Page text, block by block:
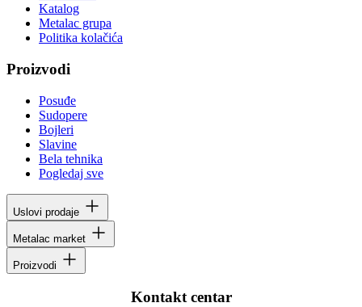
Katalog
Metalac grupa
Politika kolačića
Proizvodi
Posuđe
Sudopere
Bojleri
Slavine
Bela tehnika
Pogledaj sve
Uslovi prodaje
Metalac market
Proizvodi
Kontakt centar